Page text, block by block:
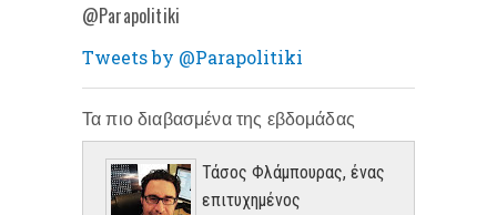
@Parapolitiki
Tweets by @Parapolitiki
Τα πιο διαβασμένα της εβδομάδας
Τάσος Φλάμπουρας, ένας
επιτυχημένος